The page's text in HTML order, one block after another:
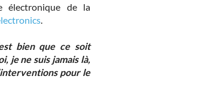
électronique de la
bien que ce soit
je ne suis jamais là,
pour le